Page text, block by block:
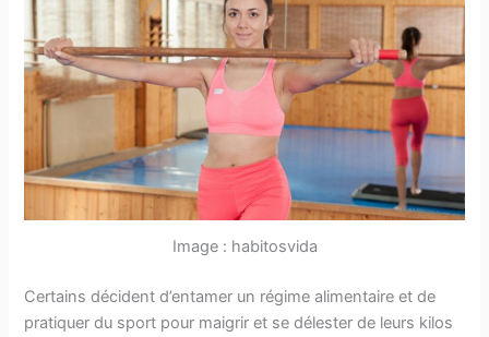
Image : habitosvida
Certains décident d’entamer un régime alimentaire et de
pratiquer du sport pour maigrir et se délester de leurs kilos